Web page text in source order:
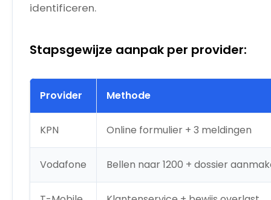
identificeren.
Stapsgewijze aanpak per provider:
Provider Methode
KPN Online formulier + 3 meldingen
Vodafone Bellen naar 1200 + dossier